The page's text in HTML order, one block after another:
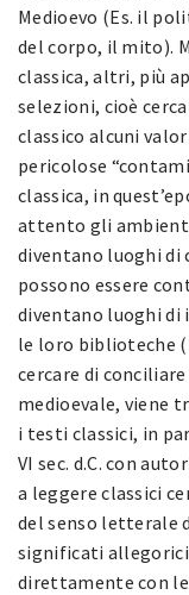
Medioevo (Es. il
del corpo, il mito).
classica, altri, più
selezioni, cioè
classico alcuni
pericolose
classica, in
attento gli
diventano luoghi
possono essere
diventano luoghi
le loro biblioteche
cercare di
medioevale, viene
i testi classici, in
VI sec. d.C. con
a leggere classici
del senso letterale
significati allegorici
direttamente con